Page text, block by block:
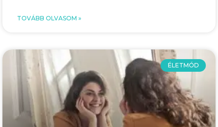
TOVÁBB OLVASOM »
ÉLETMÓD